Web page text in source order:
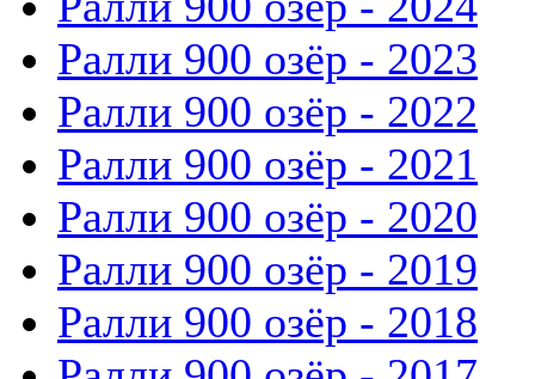
Ралли 900 озёр - 2023
Ралли 900 озёр - 2022
Ралли 900 озёр - 2021
Ралли 900 озёр - 2020
Ралли 900 озёр - 2019
Ралли 900 озёр - 2018